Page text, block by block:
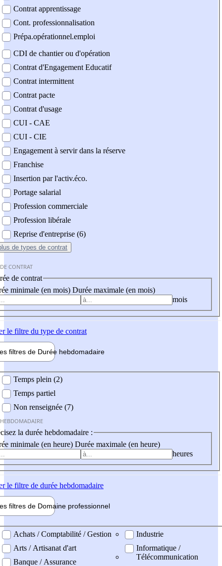
Contrat apprentissage
Cont. professionnalisation
Prépa.opérationnel.emploi
CDI de chantier ou d'opération
Contrat d'Engagement Educatif
Contrat intermittent
Contrat pacte
Contrat d'usage
CUI - CAE
CUI - CIE
Engagement à servir dans la réserve
Franchise
Insertion par l'activ.éco.
Portage salarial
Profession commerciale
Profession libérale
Reprise d'entreprise (6)
de types de contrat
CONTRAT
de contrat
minimale (en mois) Durée maximale (en mois)
mois
le filtre du type de contrat
filtres de Durée hebdomadaire
Temps plein (2)
Temps partiel
Non renseignée (7)
la durée hebdomadaire :
minimale (en heure) Durée maximale (en heure)
heures
le filtre de durée hebdomadaire
filtres de Domaine professionnel
professionel
Achats / Comptabilité / Gestion
Arts / Artisanat d'art
Banque / Assurance
Industrie
Informatique /
Télécommunication